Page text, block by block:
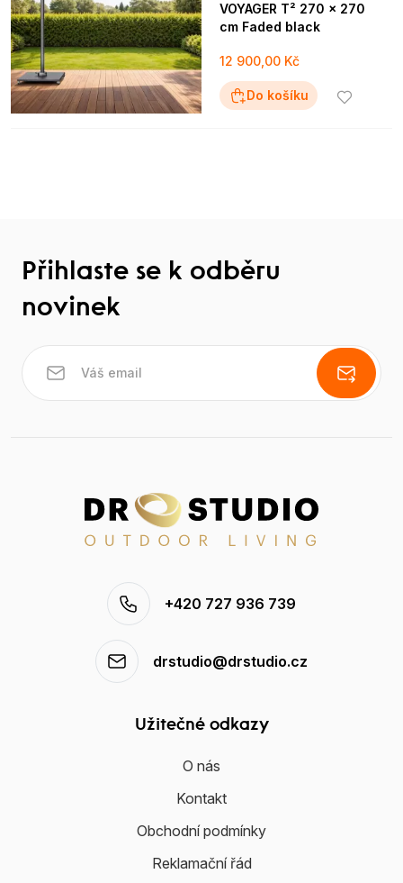
VOYAGER T² 270 x 270
cm Faded black
12 900,00 Kč
Do košíku
Přihlaste se k odběru
novinek
+420 727 936 739
drstudio@drstudio.cz
Užitečné odkazy
O nás
Kontakt
Obchodní podmínky
Reklamační řád